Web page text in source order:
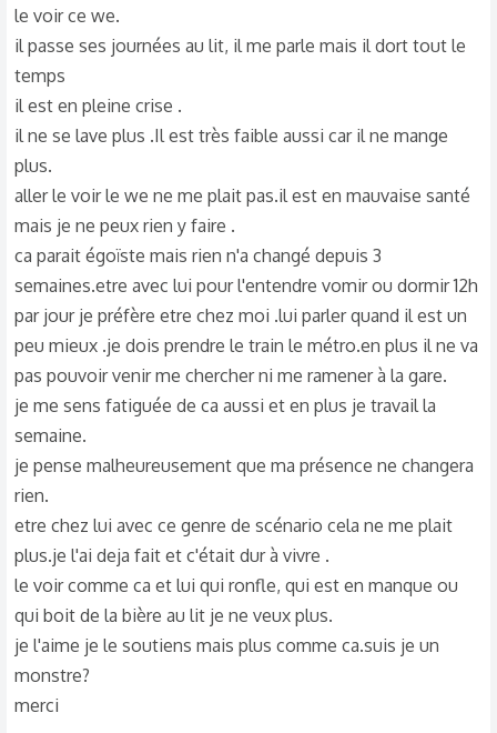
le voir ce we.
il passe ses journées au lit, il me parle mais il dort tout le
temps
il est en pleine crise .
il ne se lave plus .Il est très faible aussi car il ne mange
plus.
aller le voir le we ne me plait pas.il est en mauvaise santé
mais je ne peux rien y faire .
ca parait égoïste mais rien n'a changé depuis 3
semaines.etre avec lui pour l'entendre vomir ou dormir 12h
par jour je préfère etre chez moi .lui parler quand il est un
peu mieux .je dois prendre le train le métro.en plus il ne va
pas pouvoir venir me chercher ni me ramener à la gare.
je me sens fatiguée de ca aussi et en plus je travail la
semaine.
je pense malheureusement que ma présence ne changera
rien.
etre chez lui avec ce genre de scénario cela ne me plait
plus.je l'ai deja fait et c'était dur à vivre .
le voir comme ca et lui qui ronfle, qui est en manque ou
qui boit de la bière au lit je ne veux plus.
je l'aime je le soutiens mais plus comme ca.suis je un
monstre?
merci